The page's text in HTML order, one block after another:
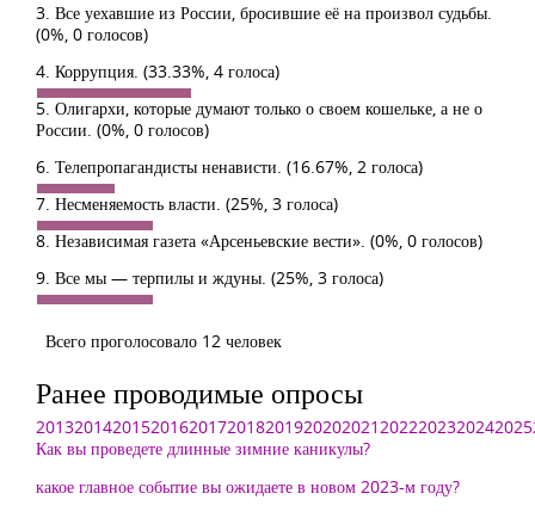
3. Все уехавшие из России, бросившие её на произвол судьбы.
(0%, 0 голосов)
4. Коррупция. (33.33%, 4 голоса)
5. Олигархи, которые думают только о своем кошельке, а не о
России. (0%, 0 голосов)
6. Телепропагандисты ненависти. (16.67%, 2 голоса)
7. Несменяемость власти. (25%, 3 голоса)
8. Независимая газета «Арсеньевские вести». (0%, 0 голосов)
9. Все мы — терпилы и ждуны. (25%, 3 голоса)
Всего проголосовало 12 человек
Ранее проводимые опросы
2013201420152016201720182019202020212022202320242025
Как вы проведете длинные зимние каникулы?
какое главное событие вы ожидаете в новом 2023-м году?